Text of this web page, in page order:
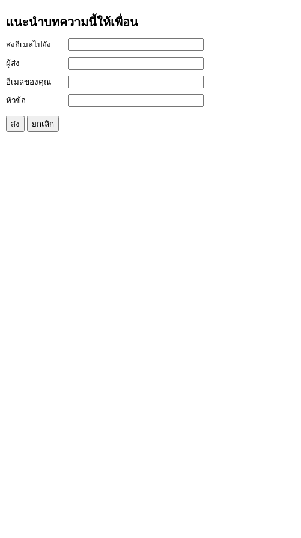
แนะนำบทความนี้ให้เพื่อน
ส่งอีเมลไปยัง
ผู้ส่ง
อีเมลของคุณ
หัวข้อ
ส่ง ยกเลิก